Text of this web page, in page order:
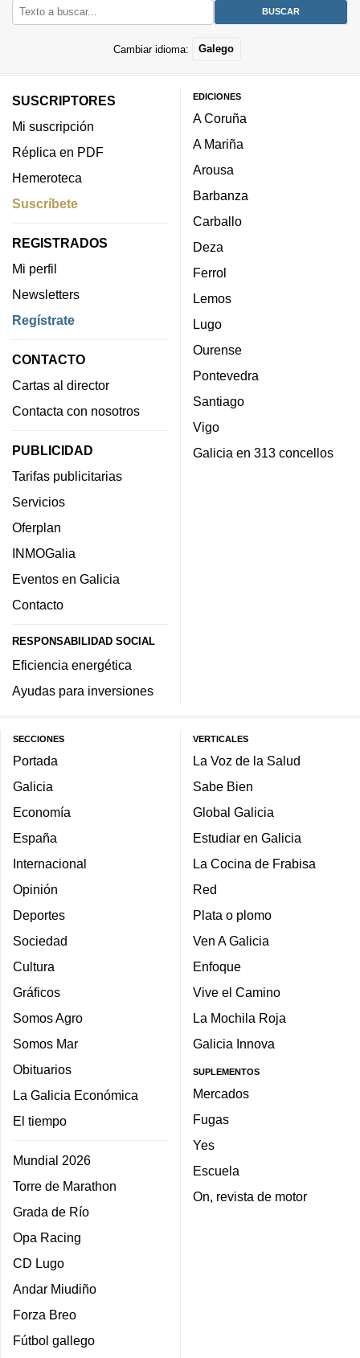
Cambiar idioma: Galego
SUSCRIPTORES
Mi suscripción
Réplica en PDF
Hemeroteca
Suscríbete
REGISTRADOS
Mi perfil
Newsletters
Regístrate
CONTACTO
Cartas al director
Contacta con nosotros
PUBLICIDAD
Tarifas publicitarias
Servicios
Oferplan
INMOGalia
Eventos en Galicia
Contacto
RESPONSABILIDAD SOCIAL
Eficiencia energética
Ayudas para inversiones
EDICIONES
A Coruña
A Mariña
Arousa
Barbanza
Carballo
Deza
Ferrol
Lemos
Lugo
Ourense
Pontevedra
Santiago
Vigo
Galicia en 313 concellos
SECCIONES
Portada
Galicia
Economía
España
Internacional
Opinión
Deportes
Sociedad
Cultura
Gráficos
Somos Agro
Somos Mar
Obituarios
La Galicia Económica
El tiempo
Mundial 2026
Torre de Marathon
Grada de Río
Opa Racing
CD Lugo
Andar Miudiño
Forza Breo
Fútbol gallego
VERTICALES
La Voz de la Salud
Sabe Bien
Global Galicia
Estudiar en Galicia
La Cocina de Frabisa
Red
Plata o plomo
Ven A Galicia
Enfoque
Vive el Camino
La Mochila Roja
Galicia Innova
SUPLEMENTOS
Mercados
Fugas
Yes
Escuela
On, revista de motor